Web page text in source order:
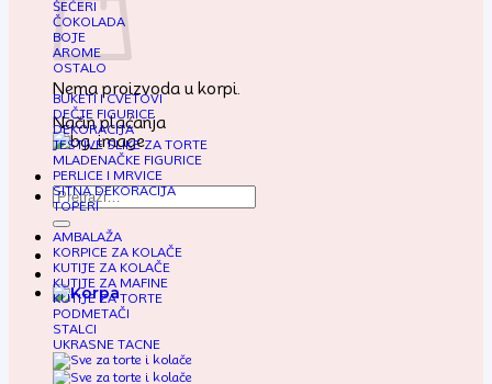
Nema proizvoda u korpi.
Način plaćanja
Pretraga
za:
ŠEĆERI
ČOKOLADA
BOJE
AROME
OSTALO
BUKETI I CVETOVI
DEČJE FIGURICE
DEKORACIJA
JESTIVE SLIKE ZA TORTE
MLADENAČKE FIGURICE
PERLICE I MRVICE
SITNA DEKORACIJA
TOPERI
AMBALAŽA
KORPICE ZA KOLAČE
KUTIJE ZA KOLAČE
KUTIJE ZA MAFINE
KUTIJE ZA TORTE
PODMETAČI
STALCI
UKRASNE TACNE